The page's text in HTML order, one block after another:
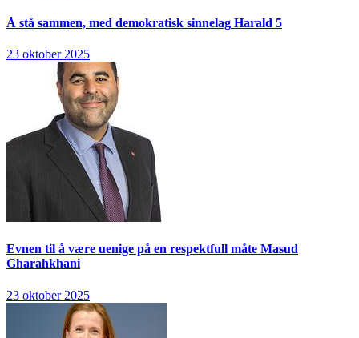
Å stå sammen, med demokratisk sinnelag Harald 5
23 oktober 2025
Evnen til å være uenige på en respektfull måte Masud
Gharahkhani
23 oktober 2025